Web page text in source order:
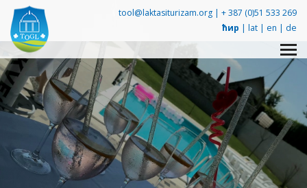
tool@laktasiturizam.org | + 387 (0)51 533 269
ћир | lat | en | de